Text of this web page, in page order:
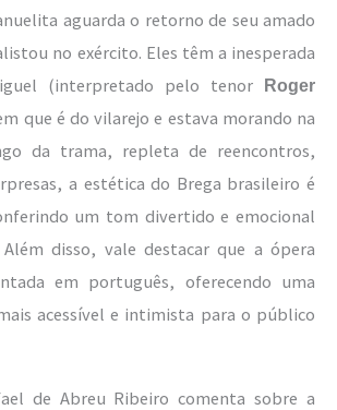
aguarda o retorno de seu amado
no exército. Eles têm a inesperada
(interpretado pelo tenor
Roger
que é do vilarejo e estava morando na
da trama, repleta de reencontros,
a estética do Brega brasileiro é
um tom divertido e emocional
disso, vale destacar que a ópera
em português, oferecendo uma
acessível e intimista para o público
de Abreu Ribeiro comenta sobre a